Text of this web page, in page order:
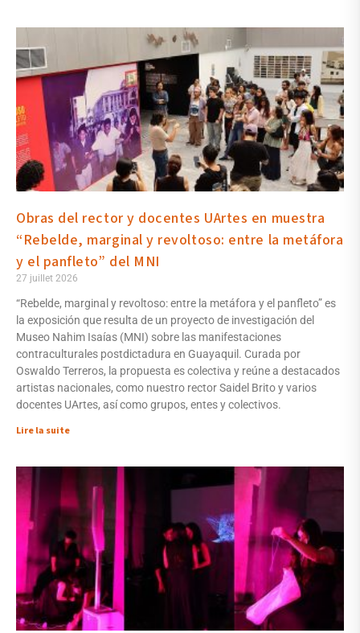
Obras del rector y docentes UArtes en muestra
“Rebelde, marginal y revoltoso: entre la metáfora
y el panfleto” del MNI
27 juillet 2026
“Rebelde, marginal y revoltoso: entre la metáfora y el panfleto” es
la exposición que resulta de un proyecto de investigación del
Museo Nahim Isaías (MNI) sobre las manifestaciones
contraculturales postdictadura en Guayaquil. Curada por
Oswaldo Terreros, la propuesta es colectiva y reúne a destacados
artistas nacionales, como nuestro rector Saidel Brito y varios
docentes UArtes, así como grupos, entes y colectivos.
Lire la suite